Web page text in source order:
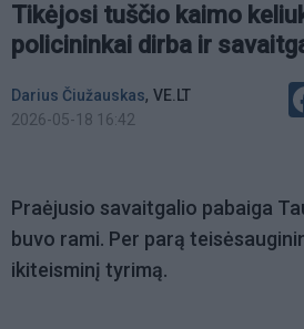
Tikėjosi tuščio kaimo
policininkai dirba ir
Darius Čiužauskas, VE.LT
2026-05-18 16:42
Praėjusio savaitgalio pabaiga
buvo rami. Per parą
ikiteisminį tyrimą.